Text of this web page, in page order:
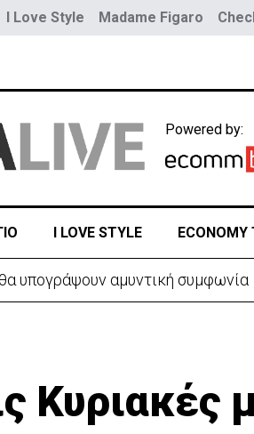
I Love Style Madame Figaro
Powered by:
I LOVE STYLE ECONOMY
υπογράψουν αμυντική συμφωνία
Κυριακές